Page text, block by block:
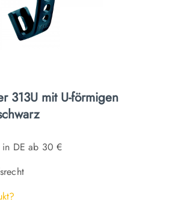
313U mit U-förmigen
in DE ab 30 €